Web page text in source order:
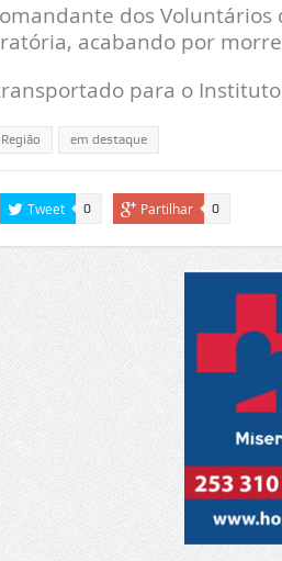
dos
acabando por
para o
em destaque
Tweet 0 Partilhar 0